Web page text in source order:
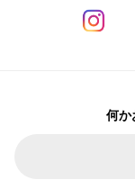
何か